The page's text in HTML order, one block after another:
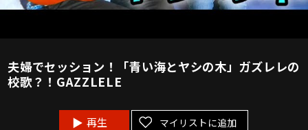
夫婦でセッション！「青い海とヤシの木」ガズレレの
校歌？！GAZZLELE
再生 マイリストに追加